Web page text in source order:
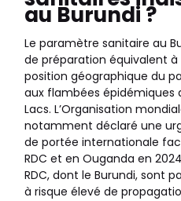
au Burundi ?
Le paramètre sanitaire au
de préparation équivalent à
position géographique du
aux flambées épidémiques
Lacs. L’Organisation
notamment déclaré une
de portée internationale
RDC et en Ouganda en
RDC, dont le Burundi, sont
à risque élevé de